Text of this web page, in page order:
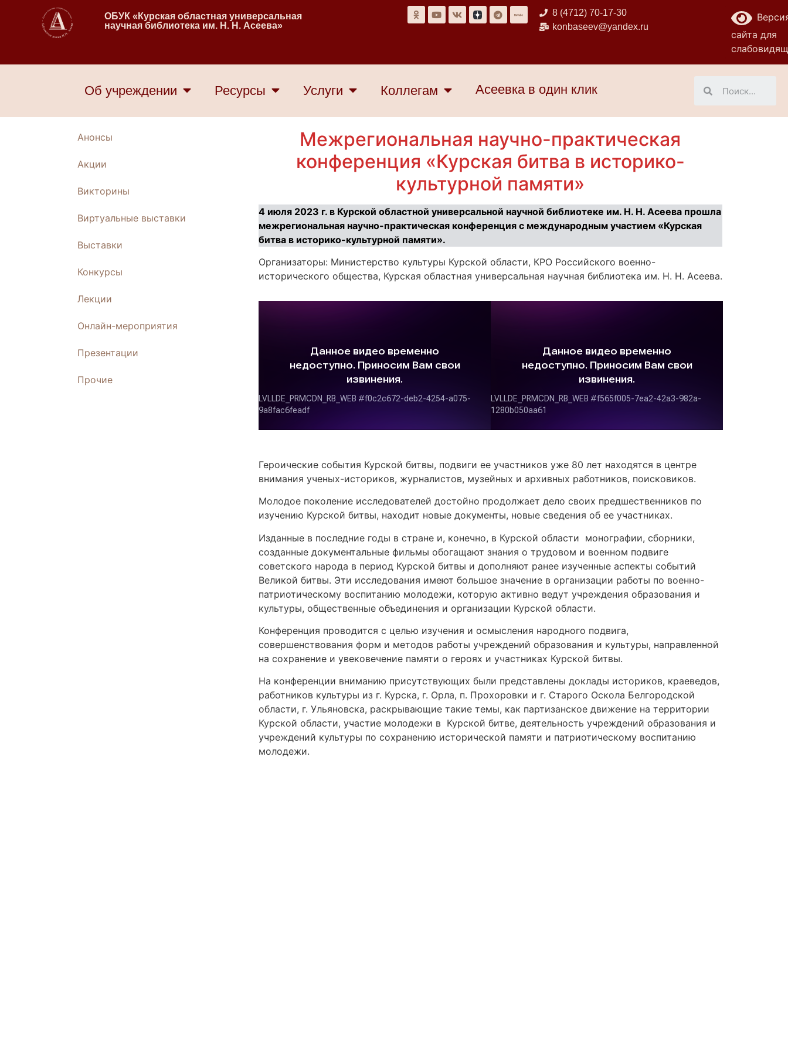
ОБУК «Курская областная универсальная
научная библиотека им. Н. Н. Асеева»
8 (4712) 70-17-30
konbaseev@yandex.ru
сайта для
Об учреждении Ресурсы Услуги Коллегам Асеевка в один клик
Анонсы
Акции
Викторины
Виртуальные выставки
Выставки
Конкурсы
Лекции
Онлайн-мероприятия
Презентации
Прочие
Межрегиональная научно-практическая
конференция «Курская битва в историко-
культурной памяти»
4 июля 2023 г. в Курской областной универсальной научной библиотеке им. Н. Н. Асеева прошла
межрегиональная научно-практическая конференция с международным участием «Курская
битва в историко-культурной памяти».
Организаторы: Министерство культуры Курской области, КРО Российского военно-
исторического общества, Курская областная универсальная научная библиотека им. Н. Н. Асеева.
Героические события Курской битвы, подвиги ее участников уже 80 лет находятся в центре
внимания ученых-историков, журналистов, музейных и архивных работников, поисковиков.
Молодое поколение исследователей достойно продолжает дело своих предшественников по
изучению Курской битвы, находит новые документы, новые сведения об ее участниках.
Изданные в последние годы в стране и, конечно, в Курской области монографии, сборники,
созданные документальные фильмы обогащают знания о трудовом и военном подвиге
советского народа в период Курской битвы и дополняют ранее изученные аспекты событий
Великой битвы. Эти исследования имеют большое значение в организации работы по военно-
патриотическому воспитанию молодежи, которую активно ведут учреждения образования и
культуры, общественные объединения и организации Курской области.
Конференция проводится с целью изучения и осмысления народного подвига,
совершенствования форм и методов работы учреждений образования и культуры, направленной
на сохранение и увековечение памяти о героях и участниках Курской битвы.
На конференции вниманию присутствующих были представлены доклады историков, краеведов,
работников культуры из г. Курска, г. Орла, п. Прохоровки и г. Старого Оскола Белгородской
области, г. Ульяновска, раскрывающие такие темы, как партизанское движение на территории
Курской области, участие молодежи в Курской битве, деятельность учреждений образования и
учреждений культуры по сохранению исторической памяти и патриотическому воспитанию
молодежи.